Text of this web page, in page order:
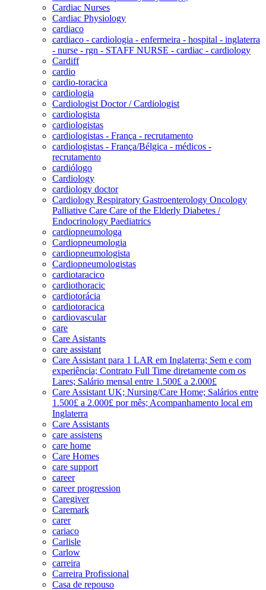
Cardiac Nurses
Cardiac Physiology
cardiaco
cardiaco - cardiologia - enfermeira - hospital - inglaterra
- nurse - rgn - STAFF NURSE - cardiac - cardiology
Cardiff
cardio
cardio-toracica
cardiologia
Cardiologist Doctor / Cardiologist
cardiologista
cardiologistas
cardiologistas - França - recrutamento
cardiologistas - França/Bélgica - médicos -
recrutamento
cardiólogo
Cardiology
cardiology doctor
Cardiology Respiratory Gastroenterology Oncology
Palliative Care Care of the Elderly Diabetes /
Endocrinology Paediatrics
cardiopneumologa
Cardiopneumologia
cardiopneumologista
Cardiopneumologistas
cardiotaracico
cardiothoracic
cardiotorácia
cardiotoracica
cardiovascular
care
Care Asistants
care assistant
Care Assistant para 1 LAR em Inglaterra; Sem e com
experiência; Contrato Full Time diretamente com os
Lares; Salário mensal entre 1.500£ a 2.000£
Care Assistant UK; Nursing/Care Home; Salários entre
1.500£ a 2.000£ por mês; Acompanhamento local em
Inglaterra
Care Assistants
care assistens
care home
Care Homes
care support
career
career progression
Caregiver
Caremark
carer
cariaco
Carlisle
Carlow
carreira
Carreira Profissional
Casa de repouso